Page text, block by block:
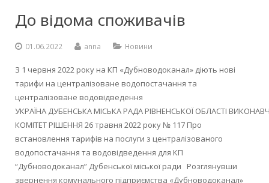
До відома споживачів
01.06.2022 anna Новини
З 1 червня 2022 року на КП «Дубноводоканал» діють нові
тарифи на централізоване водопостачання та
централізоване водовідведення
УКРАЇНА ДУБЕНСЬКА МІСЬКА РАДА РІВНЕНСЬКОЇ ОБЛАСТІ
КОМІТЕТ РІШЕННЯ 26 травня 2022 року № 117 Про
встановлення тарифів на послуги з централізованого
водопостачання та водовідведення для КП
“Дубноводоканал” Дубенської міської ради Розглянувши
звернення комунального підприємства «Дубноводоканал»